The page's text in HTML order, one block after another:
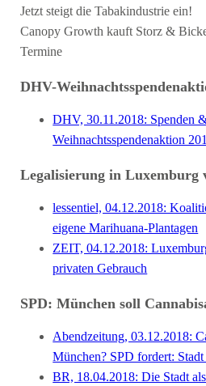
Jetzt steigt die Tabakindustrie ein!
Canopy Growth kauft Storz &
Termine
DHV-
DHV, 30.11.2018: Spenden
Weihnachtsspendenaktion
Legalisierung in Luxemburg
lessentiel, 04.12.2018:
eigene Marihuana-​​Plantagen
ZEIT, 04.12.2018:
privaten Gebrauch
SPD: München soll
Abendzeitung, 03.12.2018:
München? SPD fordert:
BR, 18.04.2018: Die Stadt